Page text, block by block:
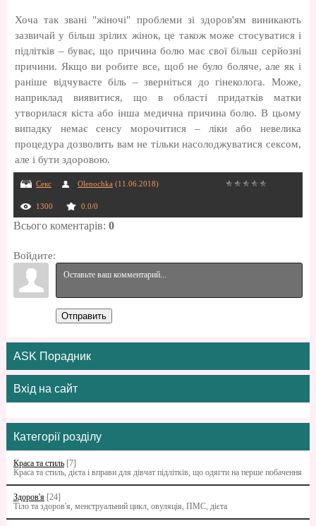
Хоча так звані "жіночі" проблеми зі здоров'ям виникають
зазвичай у більш зрілих жінок, це також може стосуватися і
підлітків – буває, що причина болю має свої більш серйозні
причини. Якщо ви робите все, щоб не було боляче, але як і
раніше відчуваєте біль – зверніться до гінеколога. Може,
наприклад виявитися, що в області придатків матки
утворилася кіста або інша медична причина болю. В цьому
випадку немає сенсу морочитися – ліки або невелика
процедура дозволить вам не тільки насолоджуватися сексом,
але і бути здоровою.
Секс Olenochka (11.06.2018)
1300 0.0/0
Всього коментарів: 0
Войдите:
Отправить
ASK Порадник
Вхід на сайт
Категорії розділу
Краса та стиль [7]
Краса та стиль, дієта і вправи для дівчат підлітків, що одягти на перше побачення
Здоров'я [24]
Тіло та здоров'я, менструальний цикл, овуляція, ПМС, дієта